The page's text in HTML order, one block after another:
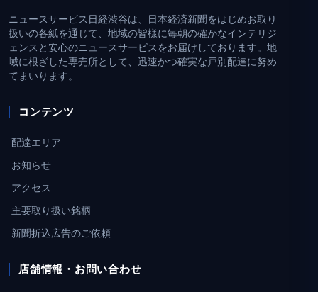
ニュースサービス日経渋谷は、日本経済新聞をはじめお取り
扱いの各紙を通じて、地域の皆様に毎朝の確かなインテリジ
ェンスと安心のニュースサービスをお届けしております。地
域に根ざした専売所として、迅速かつ確実な戸別配達に努め
てまいります。
コンテンツ
配達エリア
お知らせ
アクセス
主要取り扱い銘柄
新聞折込広告のご依頼
店舗情報・お問い合わせ